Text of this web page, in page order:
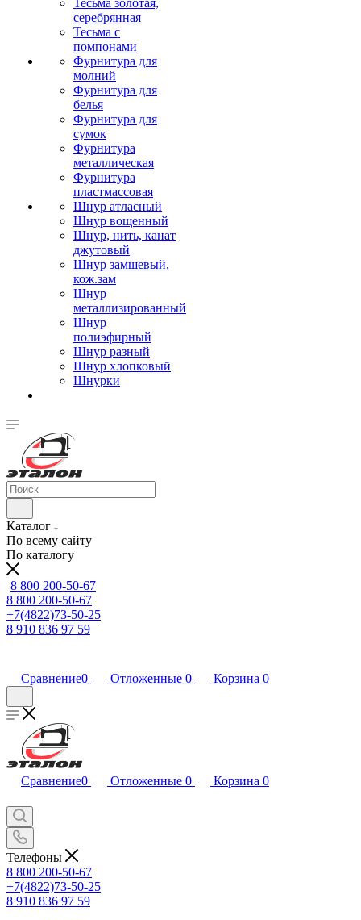
Тесьма золотая,
серебрянная
Тесьма с
помпонами
Фурнитура для
молний
Фурнитура для
белья
Фурнитура для
сумок
Фурнитура
металлическая
Фурнитура
пластмассовая
Шнур атласный
Шнур вощенный
Шнур, нить, канат
джутовый
Шнур замшевый,
кож.зам
Шнур
металлизированный
Шнур
полиэфирный
Шнур разный
Шнур хлопковый
Шнурки
Каталог
По всему сайту
По каталогу
8 800 200-50-67
8 800 200-50-67
+7(4822)73-50-25
8 910 836 97 59
Сравнение0 Отложенные 0 Корзина 0
Сравнение0 Отложенные 0 Корзина 0
Телефоны
8 800 200-50-67
+7(4822)73-50-25
8 910 836 97 59